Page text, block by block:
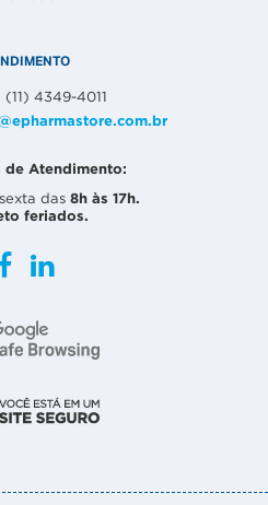
(11) 4349-4011
de Atendimento:
das 8h às 17h.
feriados.
FacebookLinkedin